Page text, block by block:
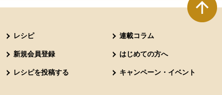
レシピ 連載コラム
新規会員登録 はじめての方へ
レシピを投稿する キャンペーン・イベント